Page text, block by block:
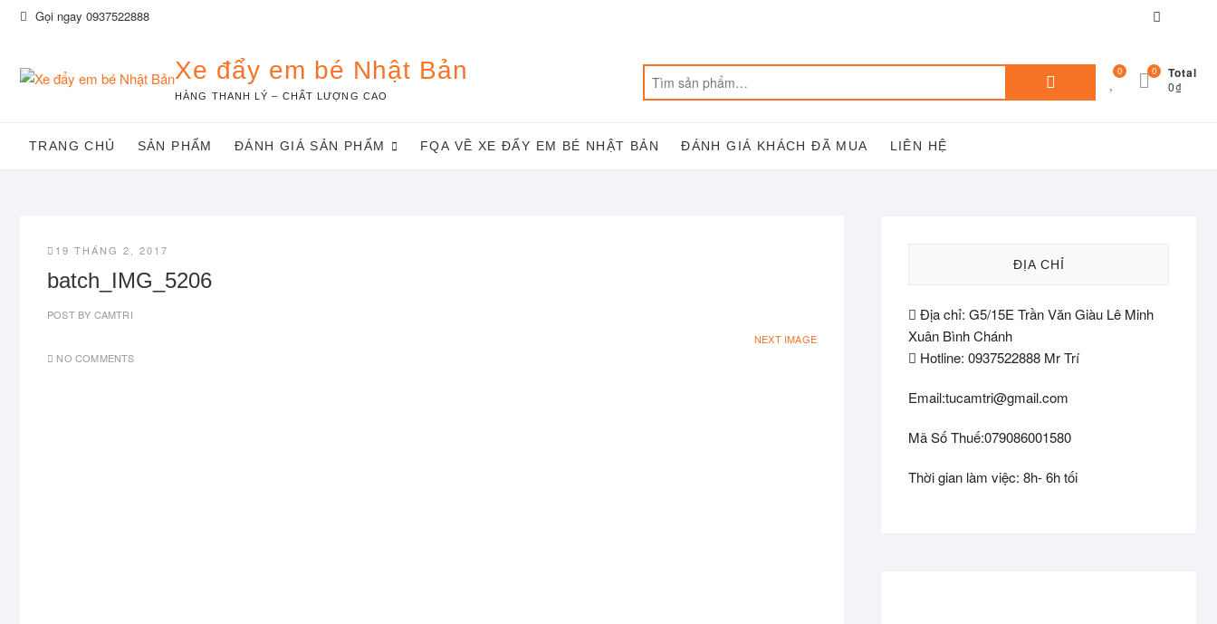
Skip Gọi ngay 0937522888 Facebook
Xe đẩy em bé Nhật Bản
HÀNG THANH LÝ – CHẤT LƯỢNG CAO
0 Total
0₫
0
TRANG CHỦ SẢN PHẨM ĐÁNH GIÁ SẢN PHẨM FQA VỀ XE ĐẨY EM BÉ NHẬT BẢN ĐÁNH GIÁ KHÁCH ĐÃ MUA LIÊN HỆ
19 THÁNG 2, 2017
batch_IMG_5206
POST BY CAMTRI
NEXT IMAGE
NO COMMENTS
ĐỊA CHỈ
Địa chỉ: G5/15E Trần Văn Giàu Lê Minh
Xuân Bình Chánh
Hotline: 0937522888 Mr Trí
Email:tucamtri@gmail.com
Mã Số Thuế:079086001580
Thời gian làm việc: 8h- 6h tối